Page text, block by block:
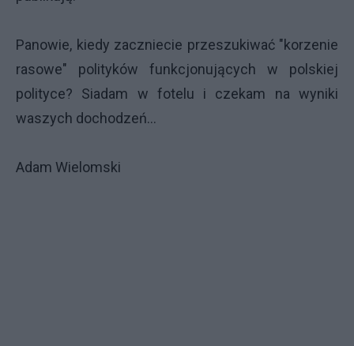
Panowie, kiedy zaczniecie przeszukiwać "korzenie
rasowe" polityków funkcjonujących w polskiej
polityce? Siadam w fotelu i czekam na wyniki
waszych dochodzeń...
Adam Wielomski